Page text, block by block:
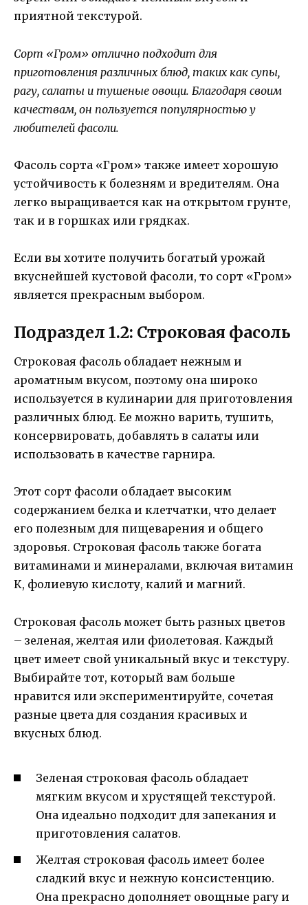
приятной текстурой.
Сорт «Гром» отлично подходит для
приготовления различных блюд, таких как супы,
рагу, салаты и тушеные овощи. Благодаря своим
качествам, он пользуется популярностью у
любителей фасоли.
Фасоль сорта «Гром» также имеет хорошую
устойчивость к болезням и вредителям. Она
легко выращивается как на открытом грунте,
так и в горшках или грядках.
Если вы хотите получить богатый урожай
вкуснейшей кустовой фасоли, то сорт «Гром»
является прекрасным выбором.
Подраздел 1.2: Строковая фасоль
Строковая фасоль обладает нежным и
ароматным вкусом, поэтому она широко
используется в кулинарии для приготовления
различных блюд. Ее можно варить, тушить,
консервировать, добавлять в салаты или
использовать в качестве гарнира.
Этот сорт фасоли обладает высоким
содержанием белка и клетчатки, что делает
его полезным для пищеварения и общего
здоровья. Строковая фасоль также богата
витаминами и минералами, включая витамин
К, фолиевую кислоту, калий и магний.
Строковая фасоль может быть разных цветов
– зеленая, желтая или фиолетовая. Каждый
цвет имеет свой уникальный вкус и текстуру.
Выбирайте тот, который вам больше
нравится или экспериментируйте, сочетая
разные цвета для создания красивых и
вкусных блюд.
Зеленая строковая фасоль обладает
мягким вкусом и хрустящей текстурой.
Она идеально подходит для запекания и
приготовления салатов.
Желтая строковая фасоль имеет более
сладкий вкус и нежную консистенцию.
Она прекрасно дополняет овощные рагу и